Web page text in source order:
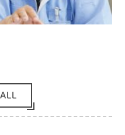
ALL